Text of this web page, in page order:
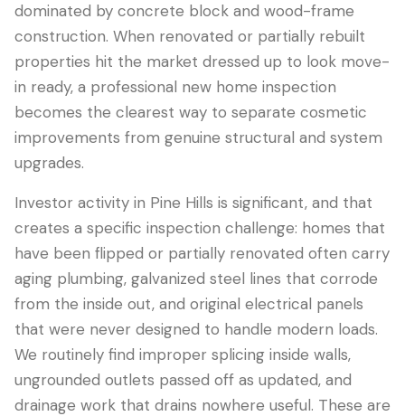
LANGUAGE
English
407-205-7228
预约检查
dominated by concrete block and wood-frame
construction. When renovated or partially rebuilt
properties hit the market dressed up to look move-
in ready, a professional new home inspection
becomes the clearest way to separate cosmetic
improvements from genuine structural and system
upgrades.
Investor activity in Pine Hills is significant, and that
creates a specific inspection challenge: homes that
have been flipped or partially renovated often carry
aging plumbing, galvanized steel lines that corrode
from the inside out, and original electrical panels
that were never designed to handle modern loads.
We routinely find improper splicing inside walls,
ungrounded outlets passed off as updated, and
drainage work that drains nowhere useful. These are